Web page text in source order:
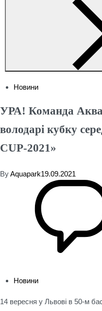
Новини
УРА! Команда
володарі кубку
CUP-2021»
ByAquapark19.09.2021
Новини
14 вересня у Львові в 50-м